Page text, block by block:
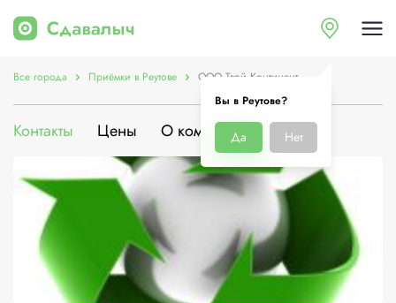
Вы в Реутове?
Да Нет
Все города Приёмки в Реутове ООО Твой Континент
Контакты Цены О компании